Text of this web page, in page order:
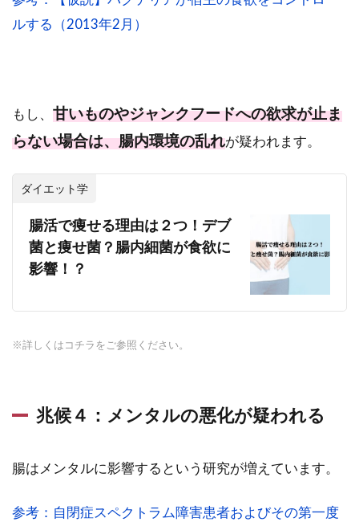
ルする（2013年2月）
もし、 甘いものやジャンクフードへの欲求が止ま
らない場合は、腸内環境の乱れが疑われます。
ダイエット学
腸活で痩せる理由は２つ！デブ
菌と痩せ菌？腸内細菌が食欲に
影響！？
※詳しくはコチラをご参照ください。
兆候４：メンタルの悪化が疑われる
腸はメンタルに影響するという研究が増えています。
参考：自閉症スペクトラム障害患者およびその第一度